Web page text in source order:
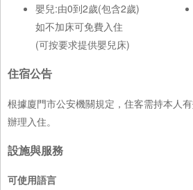
嬰兒:由0到2歲(包含2歲)
如不加床可免費入住
(可按要求提供嬰兒床)
住宿公告
根據廈門市公安機關規定，住客需持本人
辦理入住。
設施與服務
可使用語言